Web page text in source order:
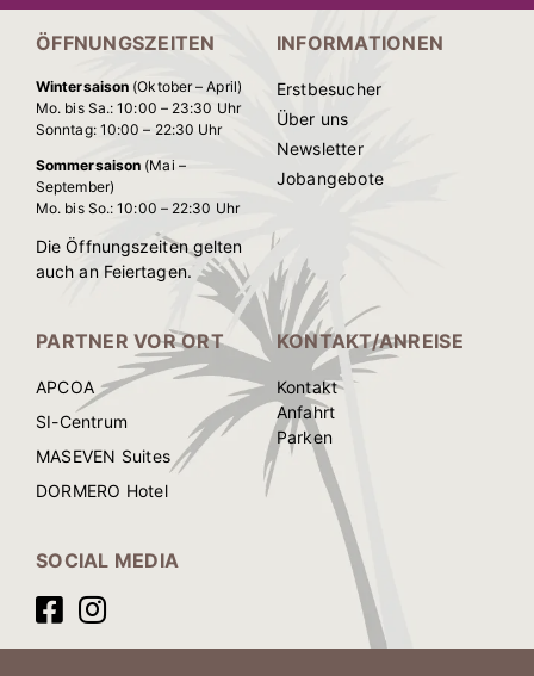
ÖFFNUNGSZEITEN
Wintersaison (Oktober – April)
Mo. bis Sa.: 10:00 – 23:30 Uhr
Sonntag: 10:00 – 22:30 Uhr
Sommersaison (Mai –
September)
Mo. bis So.: 10:00 – 22:30 Uhr
Die Öffnungszeiten gelten
auch an Feiertagen.
INFORMATIONEN
Erstbesucher
Über uns
Newsletter
Jobangebote
PARTNER VOR ORT
APCOA
SI-Centrum
MASEVEN Suites
DORMERO Hotel
KONTAKT/ANREISE
Kontakt
Anfahrt
Parken
SOCIAL MEDIA